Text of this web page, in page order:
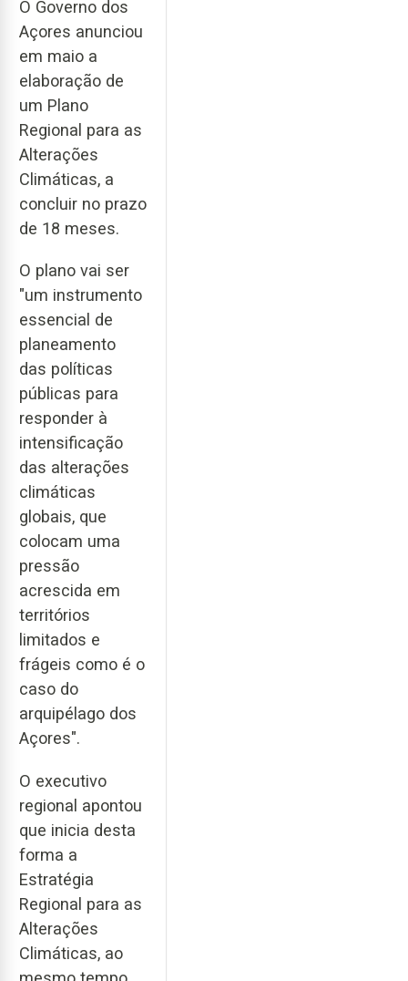
O Governo dos
Açores anunciou
em maio a
elaboração de
um Plano
Regional para as
Alterações
Climáticas, a
concluir no prazo
de 18 meses.
O plano vai ser
"um instrumento
essencial de
planeamento
das políticas
públicas para
responder à
intensificação
das alterações
climáticas
globais, que
colocam uma
pressão
acrescida em
territórios
limitados e
frágeis como é o
caso do
arquipélago dos
Açores".
O executivo
regional apontou
que inicia desta
forma a
Estratégia
Regional para as
Alterações
Climáticas, ao